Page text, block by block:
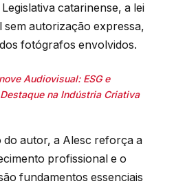
catarinense, a lei
sem autorização expressa,
fotógrafos envolvidos.
Audiovisual: ESG e
na Indústria Criativa
do autor, a Alesc reforça a
profissional e o
fundamentos essenciais